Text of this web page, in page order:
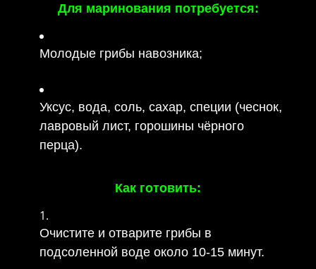
Для маринования потребуется:
Молодые грибы навозника;
Уксус, вода, соль, сахар, специи (чеснок,
лавровый лист, горошины чёрного
перца).
Как готовить:
Очистите и отварите грибы в
подсоленной воде около 10-15 минут.